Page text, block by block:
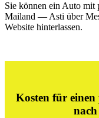
Sie können ein Auto mit
Mailand — Asti über
Website hinterlassen.
Kosten für
nach